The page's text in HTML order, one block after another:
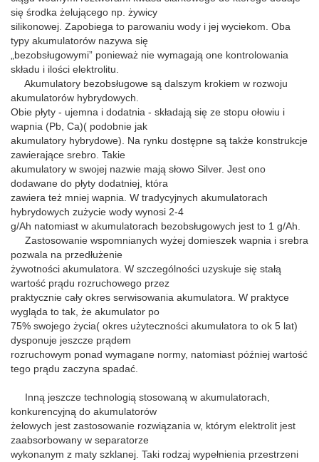
się środka żelującego np. żywicy
silikonowej. Zapobiega to parowaniu wody i jej wyciekom. Oba
typy akumulatorów nazywa się
„bezobsługowymi” ponieważ nie wymagają one kontrolowania
składu i ilości elektrolitu.
Akumulatory bezobsługowe są dalszym krokiem w rozwoju
akumulatorów hybrydowych.
Obie płyty - ujemna i dodatnia - składają się ze stopu ołowiu i
wapnia (Pb, Ca)( podobnie jak
akumulatory hybrydowe). Na rynku dostępne są także konstrukcje
zawierające srebro. Takie
akumulatory w swojej nazwie mają słowo Silver. Jest ono
dodawane do płyty dodatniej, która
zawiera też mniej wapnia. W tradycyjnych akumulatorach
hybrydowych zużycie wody wynosi 2-4
g/Ah natomiast w akumulatorach bezobsługowych jest to 1 g/Ah.
Zastosowanie wspomnianych wyżej domieszek wapnia i srebra
pozwala na przedłużenie
żywotności akumulatora. W szczególności uzyskuje się stałą
wartość prądu rozruchowego przez
praktycznie cały okres serwisowania akumulatora. W praktyce
wygląda to tak, że akumulator po
75% swojego życia( okres użyteczności akumulatora to ok 5 lat)
dysponuje jeszcze prądem
rozruchowym ponad wymagane normy, natomiast później wartość
tego prądu zaczyna spadać.
Inną jeszcze technologią stosowaną w akumulatorach,
konkurencyjną do akumulatorów
żelowych jest zastosowanie rozwiązania w, którym elektrolit jest
zaabsorbowany w separatorze
wykonanym z maty szklanej. Taki rodzaj wypełnienia przestrzeni